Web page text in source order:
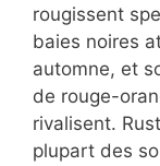
rougissent
baies noires
automne, et
de rouge-
rivalisent.
plupart des